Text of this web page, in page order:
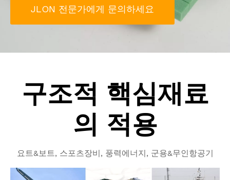
JLON 전문가에게 문의하세요
구조적 핵심재료
의 적용
요트&보트, 스포츠장비, 풍력에너지, 군용&무인항공기